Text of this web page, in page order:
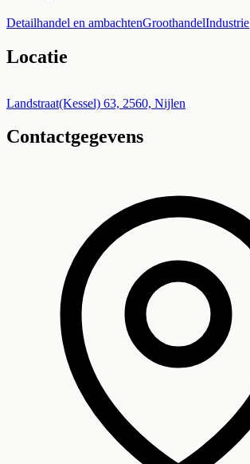
Detailhandel en ambachtenGroothandelIndustrie
Locatie
+
−
Landstraat(Kessel) 63, 2560, Nijlen
Contactgegevens